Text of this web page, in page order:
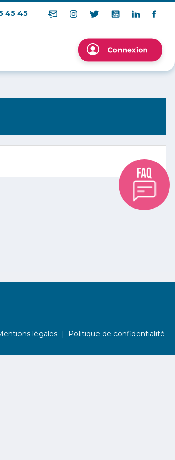
45 45
légales Politique de confidentialité